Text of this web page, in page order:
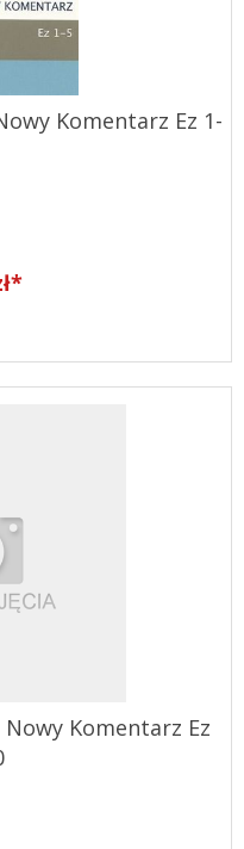
Komentarz Ez 1-
Komentarz Ez